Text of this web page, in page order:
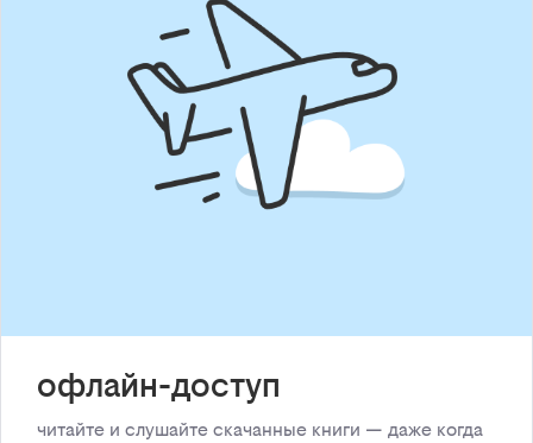
офлайн-доступ
читайте и слушайте скачанные книги — даже когда